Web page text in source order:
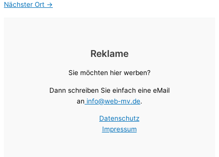
Nächster Ort →
Reklame
Sie möchten hier werben?
Dann schreiben Sie einfach eine eMail
an info@web-mv.de.
Datenschutz
Impressum